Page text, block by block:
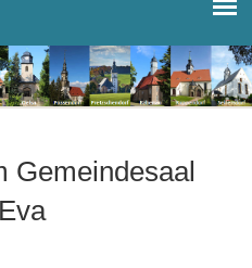
Gemeindesaal